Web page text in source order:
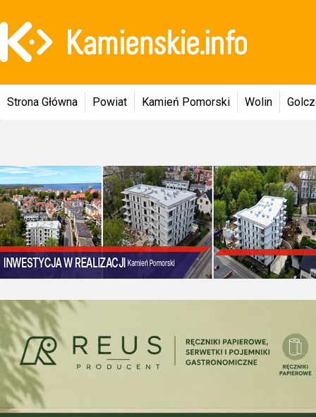
Strona Główna Powiat Kamień Pomorski Wolin